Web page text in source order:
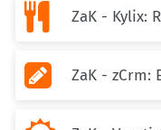
 ZaK - Kylix:
 ZaK - zCrm: